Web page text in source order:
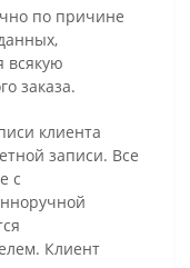
по причине
всякую
заказа.
клиента
записи. Все
с
Клиент